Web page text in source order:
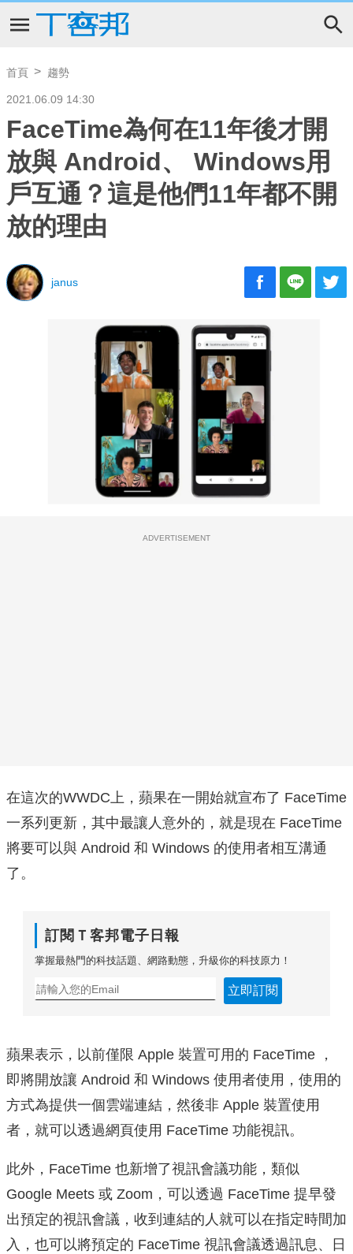
首頁 趨勢
2021.06.09 14:30
FaceTime為何在11年後才開
放與 Android、 Windows用
戶互通？這是他們11年都不開
放的理由
janus
ADVERTISEMENT
在這次的WWDC上，蘋果在一開始就宣布了 FaceTime
一系列更新，其中最讓人意外的，就是現在 FaceTime
將要可以與 Android 和 Windows 的使用者相互溝通
了。
訂閱Ｔ客邦電子日報
掌握最熱門的科技話題、網路動態，升級你的科技原力！
立即訂閱
蘋果表示，以前僅限 Apple 裝置可用的 FaceTime ，
即將開放讓 Android 和 Windows 使用者使用，使用的
方式為提供一個雲端連結，然後非 Apple 裝置使用
者，就可以透過網頁使用 FaceTime 功能視訊。
此外，FaceTime 也新增了視訊會議功能，類似
Google Meets 或 Zoom，可以透過 FaceTime 提早發
出預定的視訊會議，收到連結的人就可以在指定時間加
入，也可以將預定的 FaceTime 視訊會議透過訊息、日